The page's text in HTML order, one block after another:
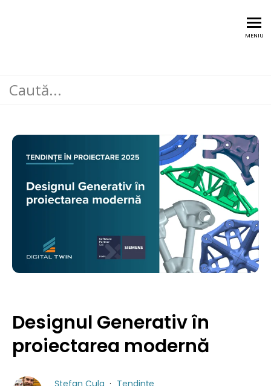
MENIU
Designul Generativ în
proiectarea modernă
Ștefan Cula
Tendințe